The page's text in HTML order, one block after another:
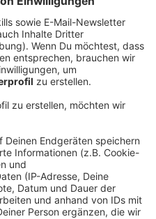
offenbar hat sie sich
Fahrradtour durch Köln.
der Dom, den sie mit
hat, aber auch
schmecken. Trotzdem
Mit "Can we